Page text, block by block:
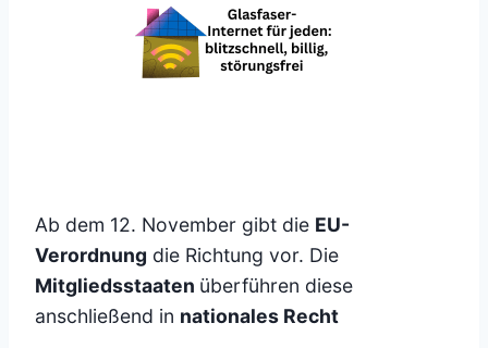
Ab dem 12. November gibt die EU-
Verordnung die Richtung vor. Die
Mitgliedsstaaten überführen diese
anschließend in nationales Recht